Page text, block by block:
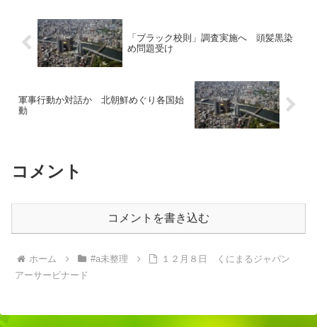
「ブラック校則」調査実施へ 頭髪黒染
め問題受け
軍事行動か対話か 北朝鮮めぐり各国始
動
コメント
コメントを書き込む
ホーム #a未整理
１２月８日 くにまるジャパン
アーサービナード